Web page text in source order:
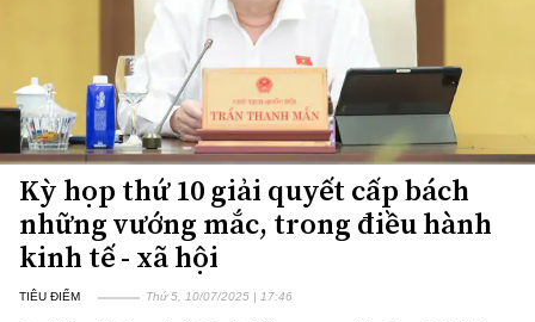
Kỳ họp thứ 10 giải quyết cấp bách
những vướng mắc, trong điều hành
kinh tế - xã hội
TIÊU ĐIỂM Thứ 5, 10/07/2025 | 17:46